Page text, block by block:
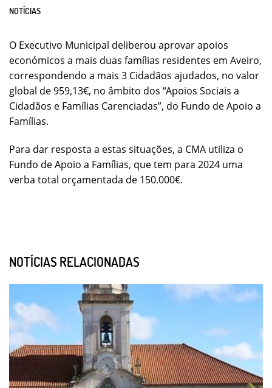
NOTÍCIAS
O Executivo Municipal deliberou aprovar apoios
económicos a mais duas famílias residentes em Aveiro,
correspondendo a mais 3 Cidadãos ajudados, no valor
global de 959,13€, no âmbito dos “Apoios Sociais a
Cidadãos e Famílias Carenciadas”, do Fundo de Apoio a
Famílias.
Para dar resposta a estas situações, a CMA utiliza o
Fundo de Apoio a Famílias, que tem para 2024 uma
verba total orçamentada de 150.000€.
NOTÍCIAS RELACIONADAS